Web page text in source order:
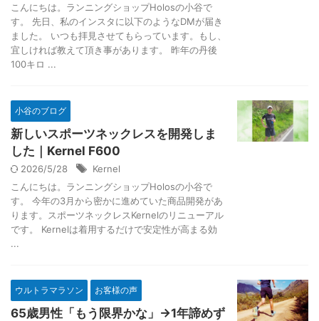
こんにちは。ランニングショップHolosの小谷で
す。 先日、私のインスタに以下のようなDMが届き
ました。 いつも拝見させてもらっています。もし、
宜しければ教えて頂き事があります。 昨年の丹後
100キロ ...
小谷のブログ
新しいスポーツネックレスを開発しま
した｜Kernel F600
2026/5/28
Kernel
こんにちは。ランニングショップHolosの小谷で
す。 今年の3月から密かに進めていた商品開発があ
ります。スポーツネックレスKernelのリニューアル
です。 Kernelは着用するだけで安定性が高まる効
...
ウルトラマラソン お客様の声
65歳男性「もう限界かな」→1年諦めず